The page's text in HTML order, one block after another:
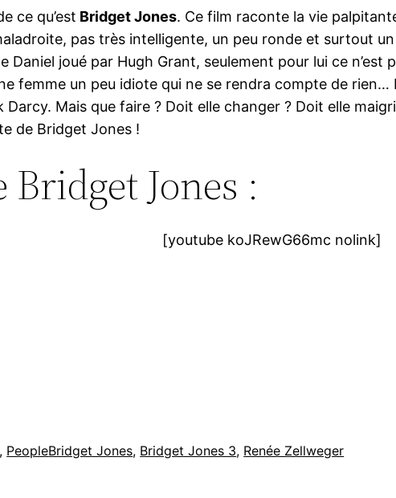
ce qu’est Bridget Jones. Ce film raconte la vie
pas très intelligente, un peu ronde et surtout
joué par Hugh Grant, seulement pour lui ce n’est
femme un peu idiote qui ne se rendra compte de
Mais que faire ? Doit elle changer ? Doit elle
de Bridget Jones !
Jones :
[youtube koJRewG66mc nolink]
, PeopleBridget Jones, Bridget Jones 3, Renée Zellweger